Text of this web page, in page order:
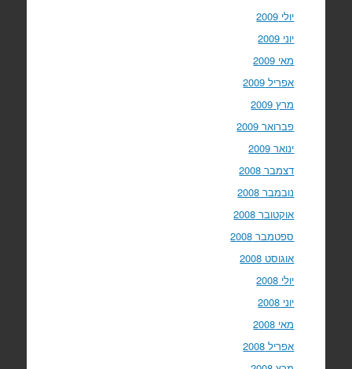
יולי 2009
יוני 2009
מאי 2009
אפריל 2009
מרץ 2009
פברואר 2009
ינואר 2009
דצמבר 2008
נובמבר 2008
אוקטובר 2008
ספטמבר 2008
אוגוסט 2008
יולי 2008
יוני 2008
מאי 2008
אפריל 2008